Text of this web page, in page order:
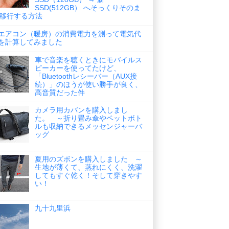
SSD(512GB） へそっくりそのま
行する方法
アコン（暖房）の消費電力を測って電気代
計算してみました
車で音楽を聴くときにモバイルス
ピーカーを使ってたけど、
「Bluetoothレシーバー（AUX接
続）」のほうが使い勝手が良く、
高音質だった件
カメラ用カバンを購入しまし
た。 ～折り畳み傘やペットボト
ルも収納できるメッセンジャーバ
ッグ
夏用のズボンを購入しました ～
生地が薄くて、蒸れにくく、洗濯
してもすぐ乾く！そして穿きやす
い！
九十九里浜